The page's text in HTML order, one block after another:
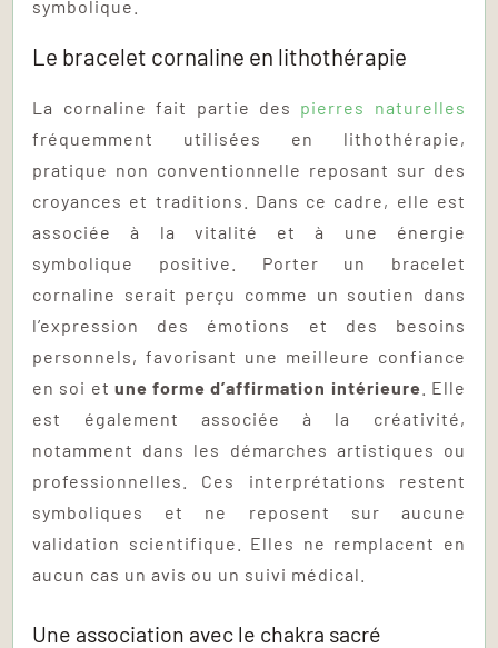
symbolique.
Le bracelet cornaline en lithothérapie
La cornaline fait partie des pierres naturelles
fréquemment utilisées en lithothérapie,
pratique non conventionnelle reposant sur des
croyances et traditions. Dans ce cadre, elle est
associée à la vitalité et à une énergie
symbolique positive. Porter un bracelet
cornaline serait perçu comme un soutien dans
l’expression des émotions et des besoins
personnels, favorisant une meilleure confiance
en soi et une forme d’affirmation intérieure . Elle
est également associée à la créativité,
notamment dans les démarches artistiques ou
professionnelles. Ces interprétations restent
symboliques et ne reposent sur aucune
validation scientifique. Elles ne remplacent en
aucun cas un avis ou un suivi médical.
Une association avec le chakra sacré